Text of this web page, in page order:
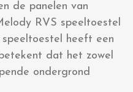
de panelen van
RVS speeltoestel
heeft een
dat het zowel
ondergrond